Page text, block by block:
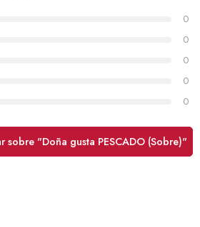
0
0
0
0
0
sobre "Doña gusta PESCADO (Sobre)"